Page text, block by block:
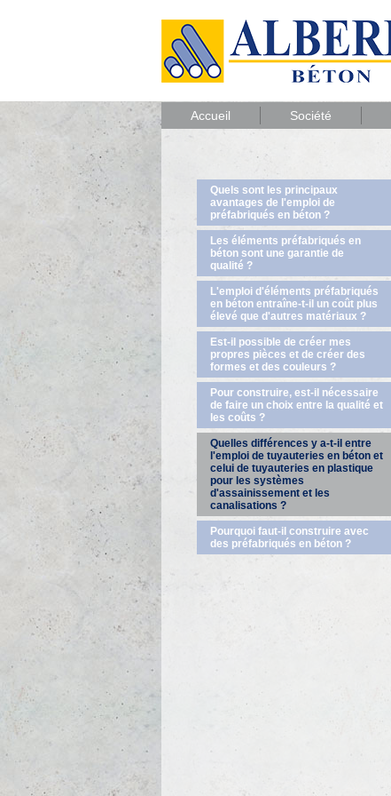
Accueil Société
Quels sont les principaux
avantages de l'emploi de
préfabriqués en béton ?
Les éléments préfabriqués en
béton sont une garantie de
qualité ?
L'emploi d'éléments préfabriqués
en béton entraîne-t-il un coût plus
élevé que d'autres matériaux ?
Est-il possible de créer mes
propres pièces et de créer des
formes et des couleurs ?
Pour construire, est-il nécessaire
de faire un choix entre la qualité et
les coûts ?
Quelles différences y a-t-il entre
l'emploi de tuyauteries en béton et
celui de tuyauteries en plastique
pour les systèmes
d'assainissement et les
canalisations ?
Pourquoi faut-il construire avec
des préfabriqués en béton ?